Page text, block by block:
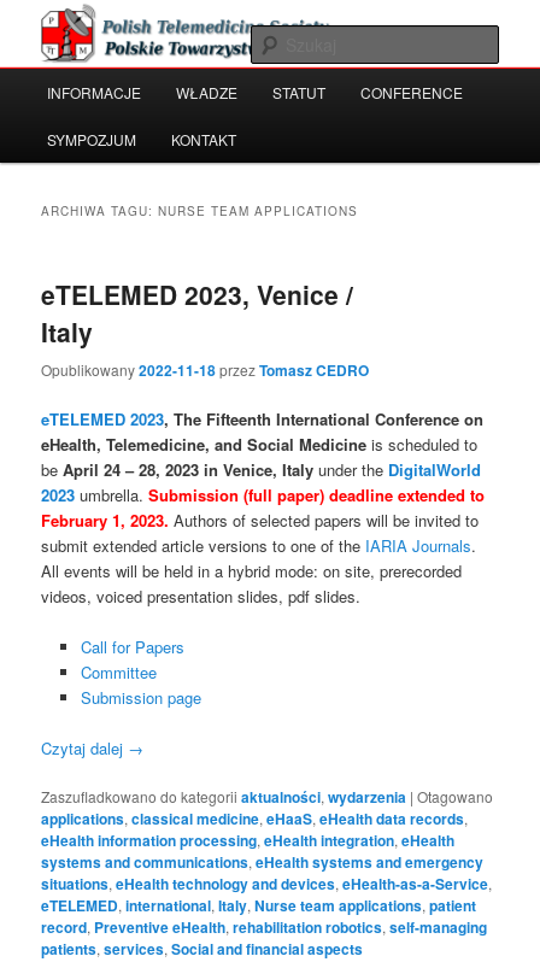
Przeskocz
tekstu
Przeskocz
widgetów
Polskie Towarzystwo Telemedycyny
i e-Zdrowia
Polish Telemedicine and e-Health Society
INFORMACJE WŁADZE STATUT CONFERENCE
SYMPOZJUM KONTAKT
ARCHIWA TAGU:NURSE TEAM APPLICATIONS
eTELEMED 2023, Venice /
Italy
Opublikowany2022-11-18przezTomasz CEDRO
eTELEMED 2023, The Fifteenth International Conference on
eHealth, Telemedicine, and Social Medicineis scheduled to
beApril 24 – 28, 2023 in Venice, Italy under the DigitalWorld
2023 umbrella.Submission (full paper) deadline extended to
February 1, 2023.Authors of selected papers will be invited to
submit extended article versions to one of the IARIA Journals.
All events will be held in a hybrid mode: on site, prerecorded
videos, voiced presentation slides, pdf slides.
Call for Papers
Committee
Submission page
Czytaj dalej →
Zaszufladkowano do kategorii aktualności,wydarzenia |Otagowano
applications,classical medicine,eHaaS,eHealth data records,
eHealth information processing,eHealth integration,eHealth
systems and communications,eHealth systems and emergency
situations,eHealth technology and devices,eHealth-as-a-Service,
eTELEMED,international,Italy,Nurse team applications,patient
record, Preventive eHealth,rehabilitation robotics,self-managing
patients,services,Social and financial aspects